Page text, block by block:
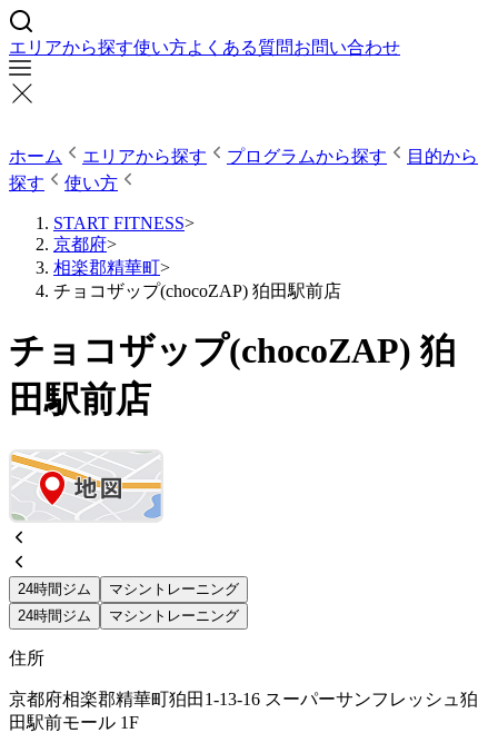
エリアから探す使い方よくある質問お問い合わせ
ホーム エリアから探す プログラムから探す
目的から
探す
使い方
START FITNESS>
京都府>
相楽郡精華町>
チョコザップ(chocoZAP) 狛田駅前店
チョコザップ(chocoZAP) 狛
田駅前店
24時間ジム
マシントレーニング
24時間ジム
マシントレーニング
住所
京都府相楽郡精華町狛田1-13-16 スーパーサンフレッシュ狛
田駅前モール 1F